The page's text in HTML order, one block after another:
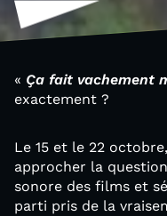
« Ça fait vachement
exactement ?
Le 15 et le 22
approcher la
sonore des films et
parti pris de la